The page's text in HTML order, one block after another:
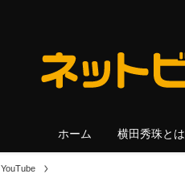
ホーム 横田秀珠とは
YouTube